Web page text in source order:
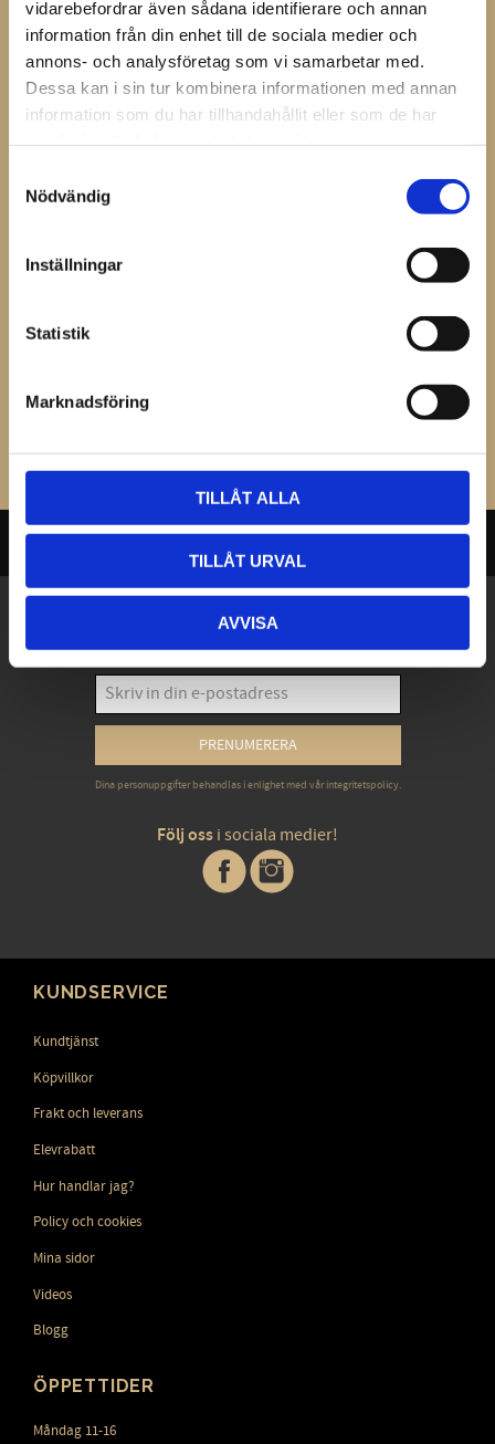
vidarebefordrar även sådana identifierare och annan
information från din enhet till de sociala medier och
annons- och analysföretag som vi samarbetar med.
Dessa kan i sin tur kombinera informationen med annan
information som du har tillhandahållit eller som de har
Nödvändig
Inställningar
Statistik
Marknadsföring
TILLÅT ALLA
TILLÅT URVAL
AVVISA
Dela med dig
Facebook
Omdömen
Exklusiva erbjudanden - Senaste nyheterna -
Trender & inspiration
PRENUMERERA
Dina personuppgifter behandlas i enlighet med vårintegritetspolicy.
Följ oss i sociala medier!
KUNDSERVICE
Kundtjänst
Köpvillkor
Frakt och leverans
Elevrabatt
Hur handlar jag?
Policy och cookies
Mina sidor
Videos
Blogg
ÖPPETTIDER
Måndag 11-16